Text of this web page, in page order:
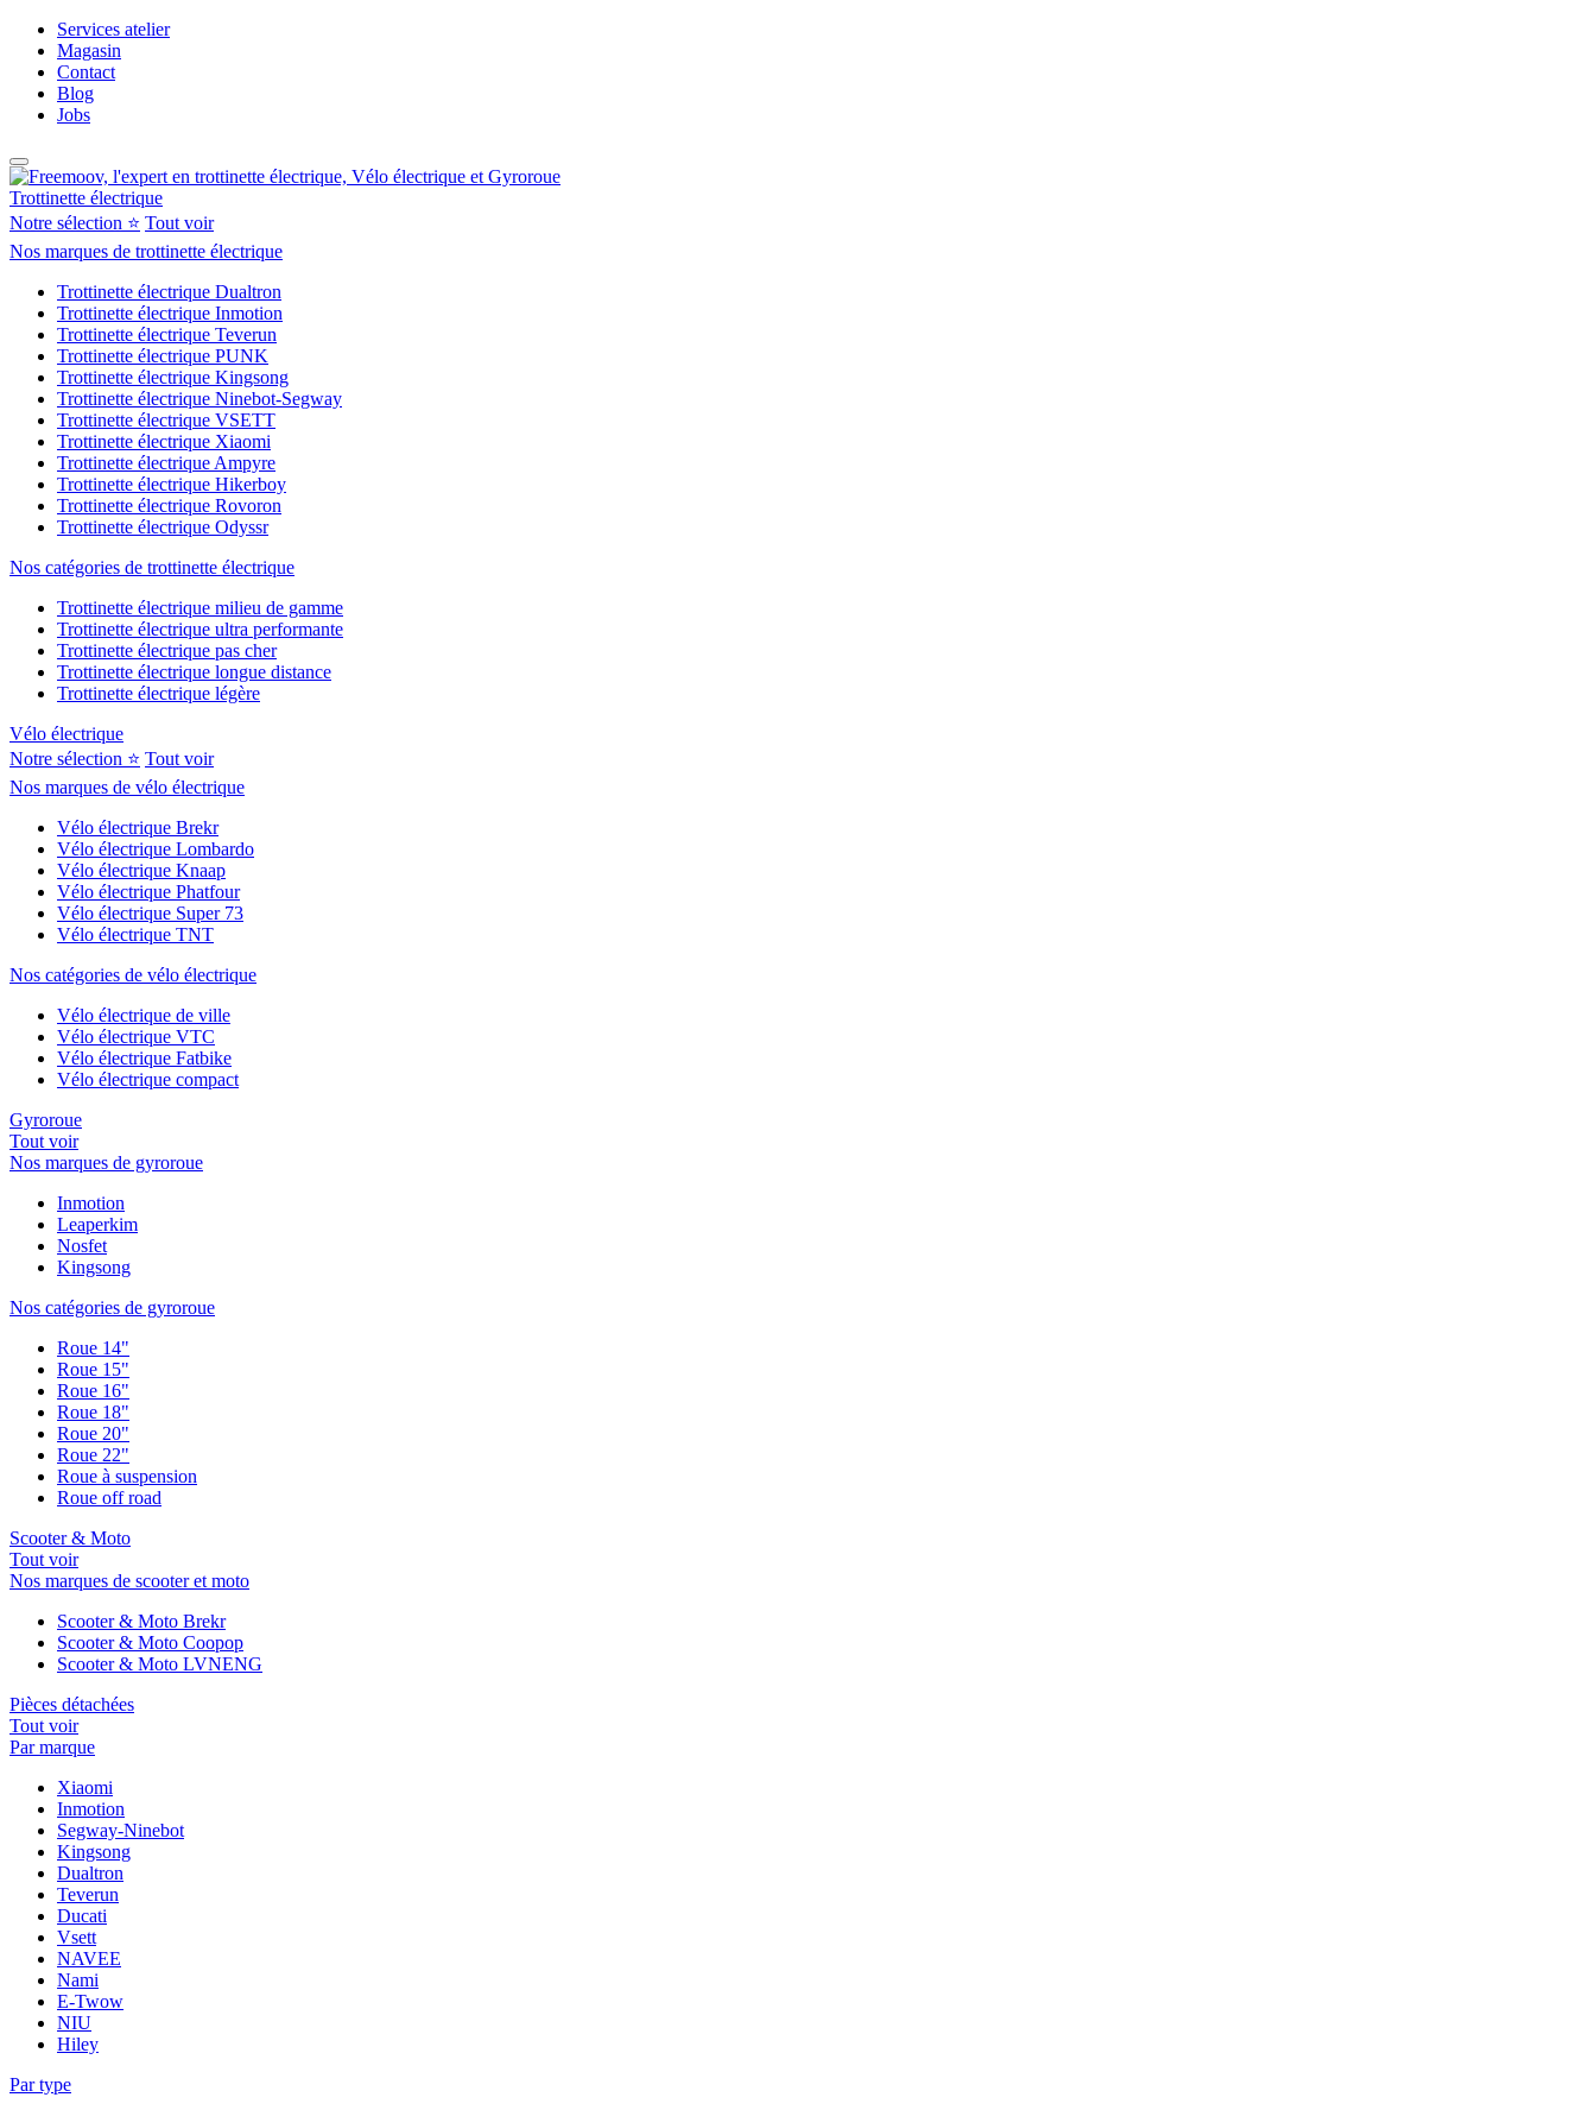
Services atelier
Magasin
Contact
Blog
Jobs
Trottinette électrique
Notre sélection ⭐ Tout voir
Nos marques de trottinette électrique
Trottinette électrique Dualtron
Trottinette électrique Inmotion
Trottinette électrique Teverun
Trottinette électrique PUNK
Trottinette électrique Kingsong
Trottinette électrique Ninebot-Segway
Trottinette électrique VSETT
Trottinette électrique Xiaomi
Trottinette électrique Ampyre
Trottinette électrique Hikerboy
Trottinette électrique Rovoron
Trottinette électrique Odyssr
Nos catégories de trottinette électrique
Trottinette électrique milieu de gamme
Trottinette électrique ultra performante
Trottinette électrique pas cher
Trottinette électrique longue distance
Trottinette électrique légère
Vélo électrique
Notre sélection ⭐ Tout voir
Nos marques de vélo électrique
Vélo électrique Brekr
Vélo électrique Lombardo
Vélo électrique Knaap
Vélo électrique Phatfour
Vélo électrique Super 73
Vélo électrique TNT
Nos catégories de vélo électrique
Vélo électrique de ville
Vélo électrique VTC
Vélo électrique Fatbike
Vélo électrique compact
Gyroroue
Tout voir
Nos marques de gyroroue
Inmotion
Leaperkim
Nosfet
Kingsong
Nos catégories de gyroroue
Roue 14"
Roue 15"
Roue 16"
Roue 18"
Roue 20"
Roue 22"
Roue à suspension
Roue off road
Scooter & Moto
Tout voir
Nos marques de scooter et moto
Scooter & Moto Brekr
Scooter & Moto Coopop
Scooter & Moto LVNENG
Pièces détachées
Tout voir
Par marque
Xiaomi
Inmotion
Segway-Ninebot
Kingsong
Dualtron
Teverun
Ducati
Vsett
NAVEE
Nami
E-Twow
NIU
Hiley
Par type